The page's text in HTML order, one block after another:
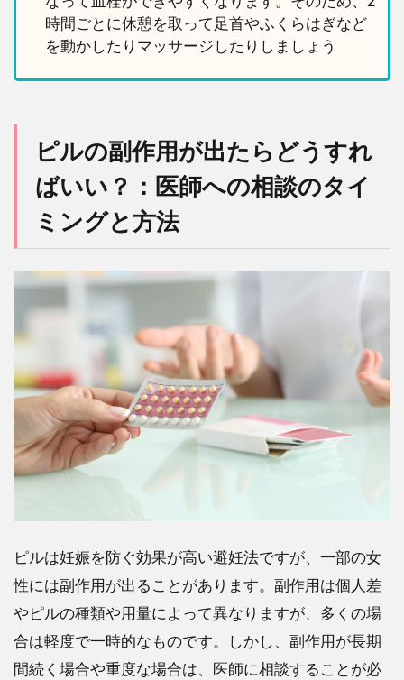
時間ごとに休憩を取って足首やふくらはぎなど
を動かしたりマッサージしたりしましょう
ピルの副作用が出たらどうすれ
ばいい？：医師への相談のタイ
ミングと方法
ピルは妊娠を防ぐ効果が高い避妊法ですが、一部の女
性には副作用が出ることがあります。副作用は個人差
やピルの種類や用量によって異なりますが、多くの場
合は軽度で一時的なものです。しかし、副作用が長期
間続く場合や重度な場合は、医師に相談することが必